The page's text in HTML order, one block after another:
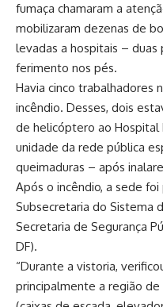
fumaça chamaram a
mobilizaram dezenas de
levadas a hospitais – duas
ferimento nos pés.
Havia cinco trabalhadores
incêndio. Desses, dois
de helicóptero ao Hospital
unidade da rede pública
queimaduras – após
Após o incêndio, a sede
Subsecretaria do Sistema
Secretaria de Segurança
DF).
“Durante a vistoria,
principalmente a região